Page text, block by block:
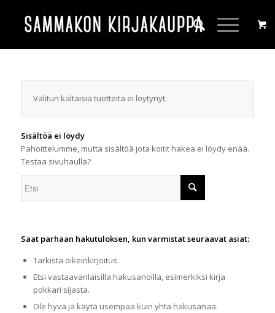
Valitun kaltaisia tuotteita ei löytynyt.
Sisältöä ei löydy
Pahoittelumme, mutta sisältöä jota koitit hakea ei löydy enää.
Testaa sivuhaulla?
Saat parhaan hakutuloksen, kun varmistat seuraavat asiat:
Tarkista oikeinkirjoitus.
Etsi vastaavanlaisilla hakusanoilla, esimerkiksi kirja
pokkari sijasta.
Ole hyvä ja käytä usempaa kuin yhtä hakusanaa.